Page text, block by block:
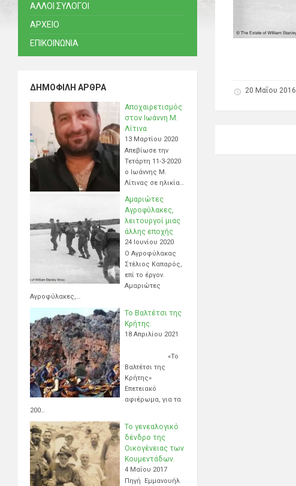
20 Μαΐου 2016
ΑΛΛΟΙ ΣΥΛΟΓΟΙ
ΑΡΧΕΙΟ
ΕΠΙΚΟΙΝΩΝΙΑ
ΔΗΜΟΦΙΛΉ ΆΡΘΡΑ
Αποχαιρετισμός
στον Ιωάννη Μ.
Λίτινα
13 Μαρτίου 2020
Απεβίωσε την
Τετάρτη 11-3-2020
ο Ιωάννης Μ.
Λίτινας σε ηλικία…
Αμαριώτες
Αγροφύλακες,
λειτουργοί μιας
άλλης εποχής
24 Ιουνίου 2020
Ο Αγροφύλακας
Στέλιος Καπαρός,
επί το έργον.
Αμαριώτες
Αγροφύλακες,…
Το Βαλτέτσι της
Κρήτης.
18 Απριλίου 2021
«Το
Βαλτέτσι της
Κρήτης»
Επετειακό
αφιέρωμα, για τα
200…
Το γενεαλογικό
δένδρο της
Οικογένειας των
Κουμεντάδων.
4 Μαΐου 2017
Πηγή Εμμανουήλ